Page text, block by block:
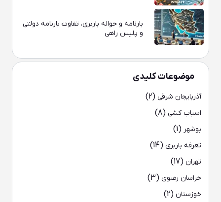
بارنامه و حواله باربری، تفاوت بارنامه دولتی
و پلیس راهی
موضوعات کلیدی
آذربایجان شرقی (2)
اسباب کشی (8)
بوشهر (1)
تعرفه باربری (14)
تهران (17)
خراسان رضوی (3)
خوزستان (2)